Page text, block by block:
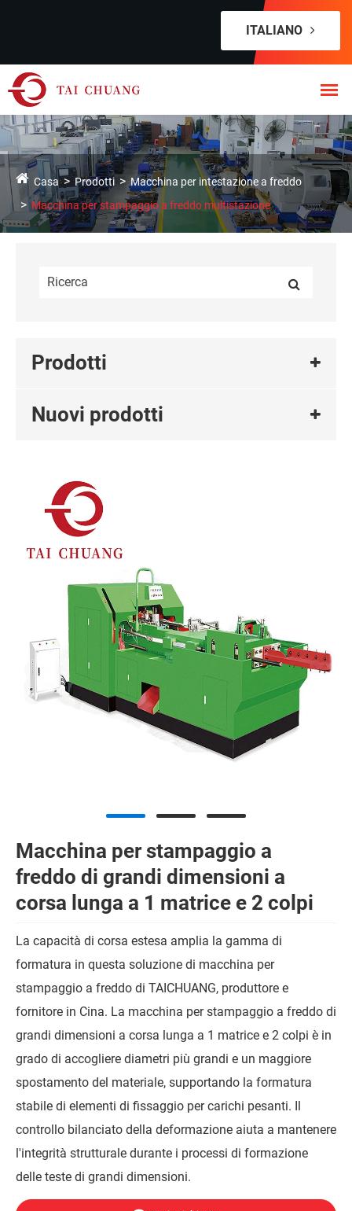
ITALIANO
Casa Prodotti
Macchina per intestazione a freddo
Macchina per stampaggio a freddo multistazione
Prodotti
Nuovi prodotti
Macchina per stampaggio a
freddo di grandi dimensioni a
corsa lunga a 1 matrice e 2 colpi
La capacità di corsa estesa amplia la gamma di
formatura in questa soluzione di macchina per
stampaggio a freddo di TAICHUANG, produttore e
fornitore in Cina. La macchina per stampaggio a freddo di
grandi dimensioni a corsa lunga a 1 matrice e 2 colpi è in
grado di accogliere diametri più grandi e un maggiore
spostamento del materiale, supportando la formatura
stabile di elementi di fissaggio per carichi pesanti. Il
controllo bilanciato della deformazione aiuta a mantenere
l'integrità strutturale durante i processi di formazione
delle teste di grandi dimensioni.